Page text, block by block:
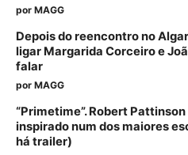
por MAGG
Depois do reencontro no
ligar Margarida Corceiro e
falar
por MAGG
“Primetime”. Robert
inspirado num dos maiores
há trailer)